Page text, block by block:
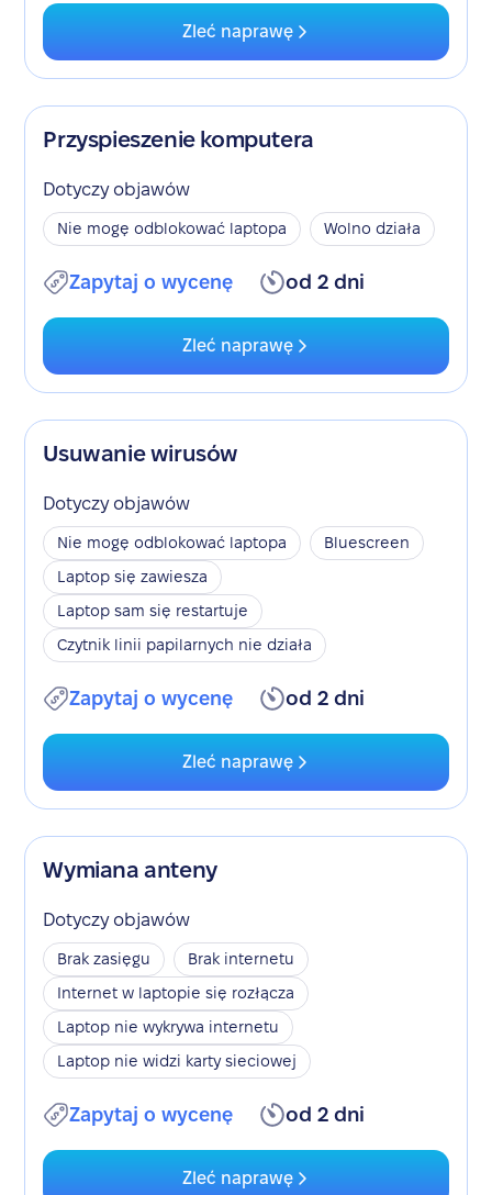
Zleć naprawę
Przyspieszenie komputera
Dotyczy objawów
Nie mogę odblokować laptopa Wolno działa
Zapytaj o wycenę od 2 dni
Zleć naprawę
Usuwanie wirusów
Dotyczy objawów
Nie mogę odblokować laptopa
Bluescreen
Laptop się zawiesza
Laptop sam się restartuje
Czytnik linii papilarnych nie działa
Zapytaj o wycenę od 2 dni
Zleć naprawę
Wymiana anteny
Dotyczy objawów
Brak zasięgu
Brak internetu
Internet w laptopie się rozłącza
Laptop nie wykrywa internetu
Laptop nie widzi karty sieciowej
Zapytaj o wycenę od 2 dni
Zleć naprawę